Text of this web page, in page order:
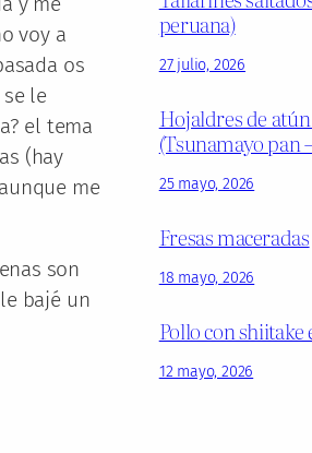
voy a
os
le
el tema
(hay
me
son
bajé un
peruana)
27 julio, 2026
Hojaldres de
(Tsunamayo
25 mayo, 2026
Fresas maceradas
18 mayo, 2026
Pollo con
12 mayo, 2026